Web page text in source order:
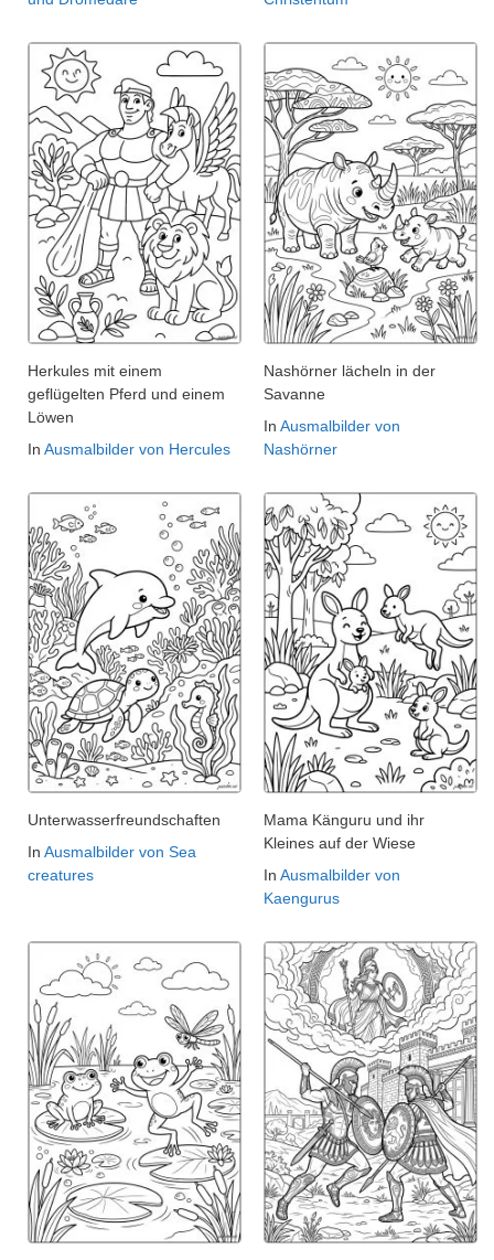
Herkules mit einem
geflügelten Pferd und einem
Löwen
In Ausmalbilder von Hercules
Nashörner lächeln in der
Savanne
In Ausmalbilder von
Nashörner
Unterwasserfreundschaften
In Ausmalbilder von Sea
creatures
Mama Känguru und ihr
Kleines auf der Wiese
In Ausmalbilder von
Kaengurus